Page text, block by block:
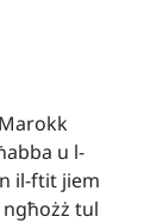
u l-
il-ftit jiem
ngħożż tul